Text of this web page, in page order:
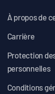
À propos de
Carrière
Protection
personnelles
Conditions